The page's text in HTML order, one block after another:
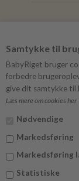
Samtykke til
BabyRiget bruger
forbedre
give dit samtykke til
Læs mere om cookies her
Nødvendige
Markedsføring
Markedsføring
Statistiske